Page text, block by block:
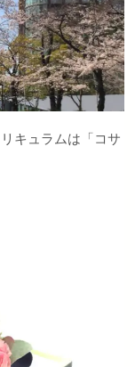
キュラムは「コサ